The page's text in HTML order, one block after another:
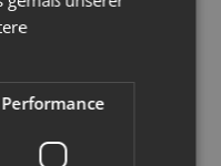
cm (H) x 7 cm (T)
Performance